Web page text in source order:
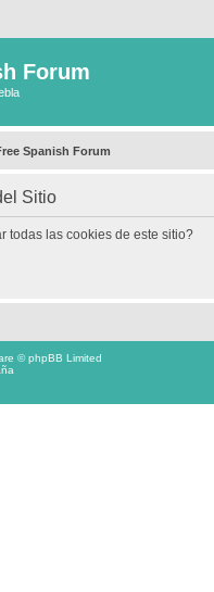
Forum
Spanish Forum
Sitio
todas las cookies de este sitio?
© phpBB Limited